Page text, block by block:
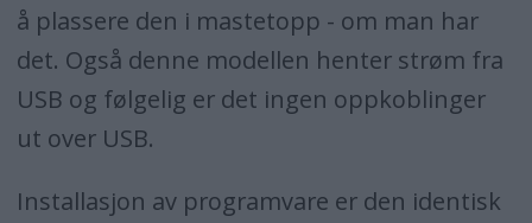
å plassere den i mastetopp - om man har
det. Også denne modellen henter strøm fra
USB og følgelig er det ingen oppkoblinger
ut over USB.
Installasjon av programvare er den identisk